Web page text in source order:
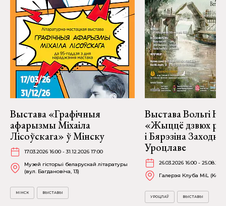
Выстава «Графічныя
афарызмы Міхаіла
Лісоўскага» ў Мінску
17.03.2026 16:00 - 31.12.2026 17:00
Музей гісторыі беларускай літаратуры
(вул. Багдановіча, 13)
МІНСК ВЫСТАВЫ
Выстава Вольгі
«Жыццё дзвюх
і Бярэзіна
Уроцлаве
26.03.2026 16:00 -
Галерэя Клуба MiL
УРОЦЛАЎ ВЫСТАВЫ